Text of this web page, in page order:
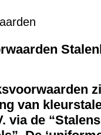
van
via de